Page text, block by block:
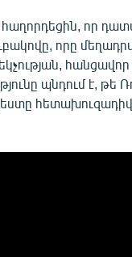
որ
որը
պնդում է, թե